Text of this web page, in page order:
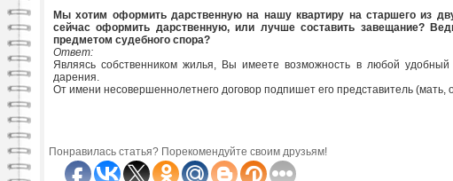
Мы хотим оформить дарственную на нашу квартиру на старшего из
сейчас оформить дарственную, или лучше составить завещание?
предметом судебного спора?
Ответ:
Являясь собственником жилья, Вы имеете возможность в любой
дарения.
От имени несовершеннолетнего договор подпишет его представитель (мать,
Понравилась статья? Порекомендуйте своим друзьям!